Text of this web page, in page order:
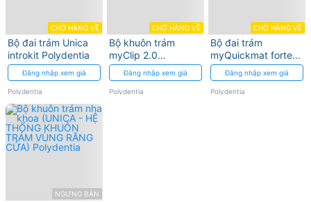
CHỜ HÀNG VỀ
Bộ đai trám Unica
introkit Polydentia
Đăng nhập xem giá
Polydentia
CHỜ HÀNG VỀ
Bộ khuôn trám
myClip 2.0
Polydentia
Đăng nhập xem giá
Polydentia
CHỜ HÀNG VỀ
Bộ đai trám
myQuickmat forte
kit Polydentia
Đăng nhập xem giá
Polydentia
NGƯNG BÁN